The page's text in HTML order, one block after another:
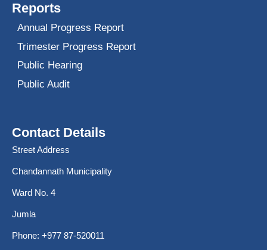
Reports
Annual Progress Report
Trimester Progress Report
Public Hearing
Public Audit
Contact Details
Street Address
Chandannath Municipality
Ward No. 4
Jumla
Phone: +977 87-520011